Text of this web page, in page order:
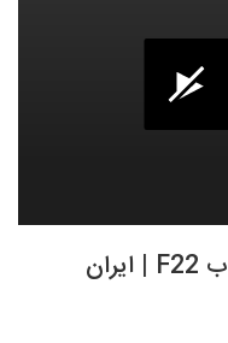
آنباکسینگ دستگاه حضور و غیاب F22 | ایران